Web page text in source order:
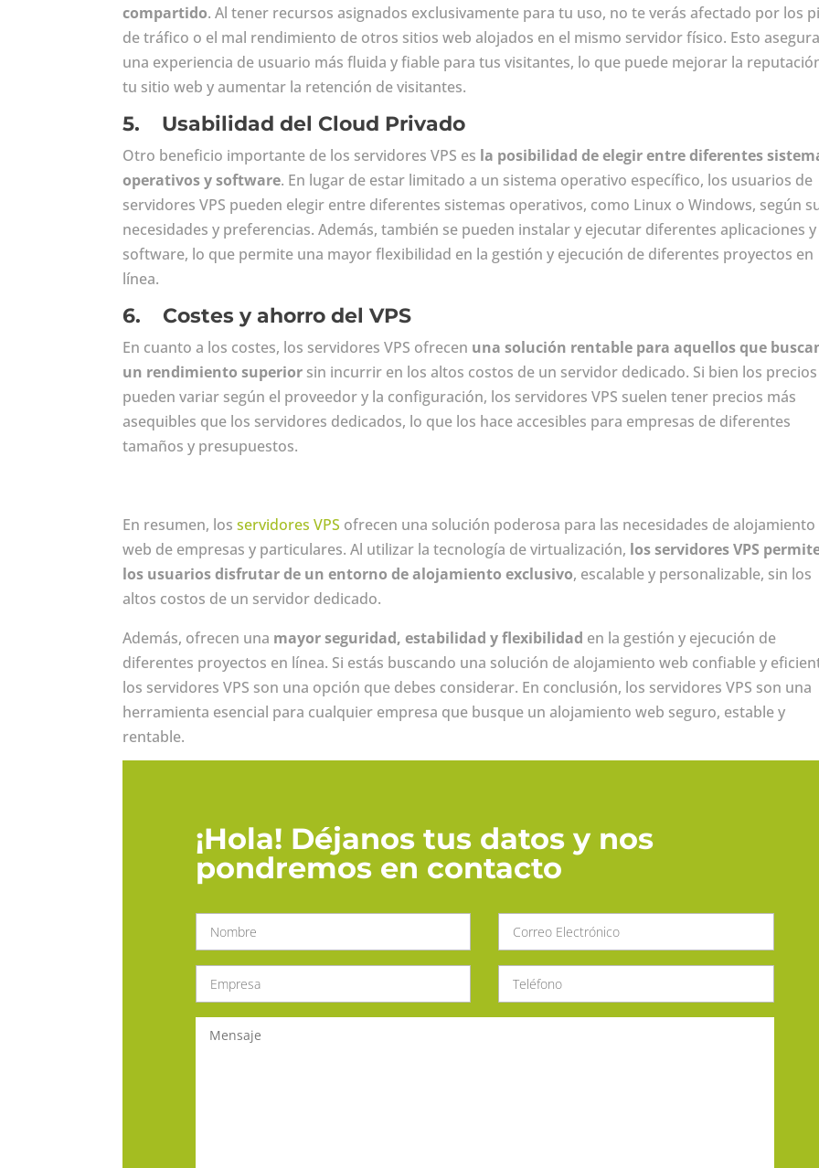
compartido. Al tener recursos asignados exclusivamente para tu uso, no te verás afectado por los
de tráfico o el mal rendimiento de otros sitios web alojados en el mismo servidor físico. Esto asegura
una experiencia de usuario más fluida y fiable para tus visitantes, lo que puede mejorar la
tu sitio web y aumentar la retención de visitantes.
5. Usabilidad del Cloud Privado
Otro beneficio importante de los servidores VPS es la posibilidad de elegir entre diferentes
operativos y software. En lugar de estar limitado a un sistema operativo específico, los usuarios de
servidores VPS pueden elegir entre diferentes sistemas operativos, como Linux o Windows, según
necesidades y preferencias. Además, también se pueden instalar y ejecutar diferentes aplicaciones y
software, lo que permite una mayor flexibilidad en la gestión y ejecución de diferentes proyectos en
línea.
6. Costes y ahorro del VPS
En cuanto a los costes, los servidores VPS ofrecen una solución rentable para aquellos que
un rendimiento superior sin incurrir en los altos costos de un servidor dedicado. Si bien los precios
pueden variar según el proveedor y la configuración, los servidores VPS suelen tener precios más
asequibles que los servidores dedicados, lo que los hace accesibles para empresas de diferentes
tamaños y presupuestos.
En resumen, losservidores VPS ofrecen una solución poderosa para las necesidades de alojamiento
web de empresas y particulares. Al utilizar la tecnología de virtualización, los servidores VPS
los usuarios disfrutar de un entorno de alojamiento exclusivo, escalable y personalizable, sin los
altos costos de un servidor dedicado.
Además, ofrecen una mayor seguridad, estabilidad y flexibilidad en la gestión y ejecución de
diferentes proyectos en línea. Si estás buscando una solución de alojamiento web confiable y
los servidores VPS son una opción que debes considerar. En conclusión, los servidores VPS son una
herramienta esencial para cualquier empresa que busque un alojamiento web seguro, estable y
rentable.
¡Hola! Déjanos tus datos y nos
pondremos en contacto